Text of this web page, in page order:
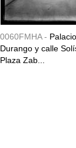
0060FMHA -
Durango y calle
Plaza Zab...